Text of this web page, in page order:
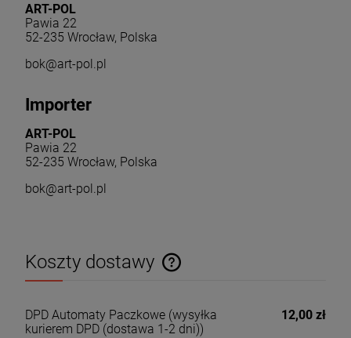
ART-POL
Pawia 22
52-235 Wrocław, Polska
bok@art-pol.pl
Importer
ART-POL
Pawia 22
52-235 Wrocław, Polska
bok@art-pol.pl
Koszty dostawy
Cena nie zawiera ewentualnych kosztów płatności
DPD Automaty Paczkowe (wysyłka
kurierem DPD (dostawa 1-2 dni))
12,00 zł